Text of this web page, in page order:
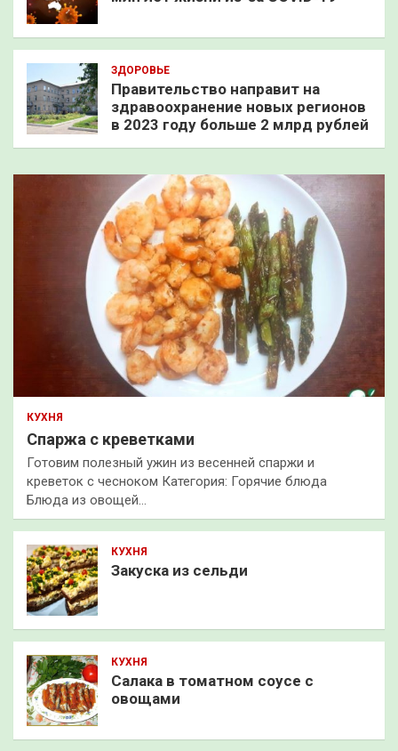
ЗДОРОВЬЕ
Правительство направит на
здравоохранение новых регионов
в 2023 году больше 2 млрд рублей
КУХНЯ
Спаржа с креветками
Готовим полезный ужин из весенней спаржи и
креветок с чесноком Категория: Горячие блюда
Блюда из овощей…
КУХНЯ
Закуска из сельди
КУХНЯ
Салака в томатном соусе с
овощами